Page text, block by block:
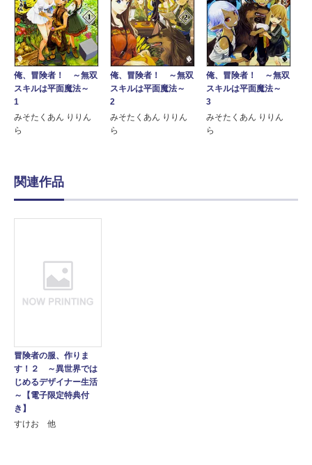
俺、冒険者！ ～無双
スキルは平面魔法～
1
みそたくあん りりん
ら
俺、冒険者！ ～無双
スキルは平面魔法～
2
みそたくあん りりん
ら
俺、冒険者！ ～無双
スキルは平面魔法～
3
みそたくあん りりん
ら
関連作品
冒険者の服、作りま
す！２ ～異世界では
じめるデザイナー生活
～【電子限定特典付
き】
すけお 他